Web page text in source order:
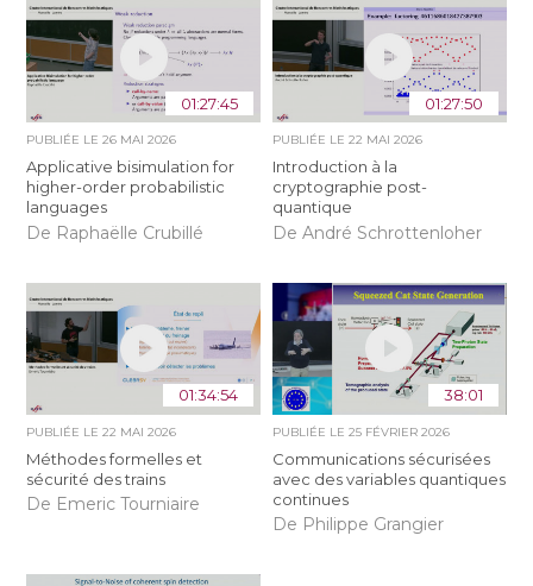
01:27:45
PUBLIÉE LE26 MAI 2026
Applicative bisimulation for
higher-order probabilistic
languages
De Raphaëlle Crubillé
01:27:50
PUBLIÉE LE 22 MAI 2026
Introduction à la
cryptographie post-
quantique
De André Schrottenloher
01:34:54
PUBLIÉE LE22 MAI 2026
Méthodes formelles et
sécurité des trains
De Emeric Tourniaire
38:01
PUBLIÉE LE 25 FÉVRIER 2026
Communications sécurisées
avec des variables quantiques
continues
De Philippe Grangier